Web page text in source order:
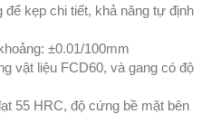
để kẹp chi tiết, khả năng tự định
±0.01/100mm
vật liệu FCD60, và gang có độ
55 HRC, độ cứng bề mặt bên